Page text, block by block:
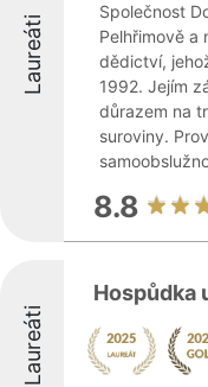
Laureáti
Společnost
Pelhřimově a
dědictví,
1992. Jejím
důrazem na
suroviny.
8.8
Laureáti
Hospůdka